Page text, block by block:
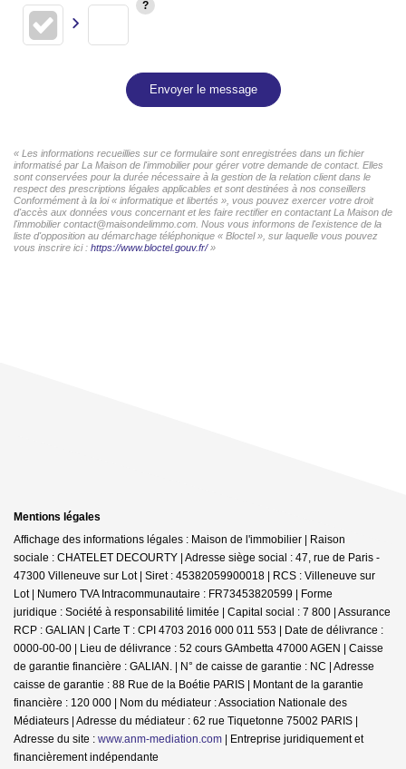
Envoyer le message
« Les informations recueillies sur ce formulaire sont enregistrées dans un fichier
informatisé par La Maison de l'immobilier pour gérer votre demande de contact. Elles
sont conservées pour la durée nécessaire à la gestion de la relation client dans le
respect des prescriptions légales applicables et sont destinées à nos conseillers
Conformément à la loi « informatique et libertés », vous pouvez exercer votre droit
d'accès aux données vous concernant et les faire rectifier en contactant La Maison de
l'immobilier contact@maisondelimmo.com. Nous vous informons de l'existence de la
liste d'opposition au démarchage téléphonique « Bloctel », sur laquelle vous pouvez
vous inscrire ici : https://www.bloctel.gouv.fr/»
Mentions légales
Affichage des informations légales : Maison de l'immobilier | Raison
sociale : CHATELET DECOURTY | Adresse siège social : 47, rue de Paris -
47300 Villeneuve sur Lot | Siret : 45382059900018 | RCS : Villeneuve sur
Lot | Numero TVA Intracommunautaire : FR73453820599 | Forme
juridique : Société à responsabilité limitée | Capital social : 7 800 | Assurance
RCP : GALIAN | Carte T : CPI 4703 2016 000 011 553 | Date de délivrance :
0000-00-00 | Lieu de délivrance : 52 cours GAmbetta 47000 AGEN | Caisse
de garantie financière : GALIAN. | N° de caisse de garantie : NC | Adresse
caisse de garantie : 88 Rue de la Boétie PARIS | Montant de la garantie
financière : 120 000 | Nom du médiateur : Association Nationale des
Médiateurs | Adresse du médiateur : 62 rue Tiquetonne 75002 PARIS |
Adresse du site : www.anm-mediation.com | Entreprise juridiquement et
financièrement indépendante